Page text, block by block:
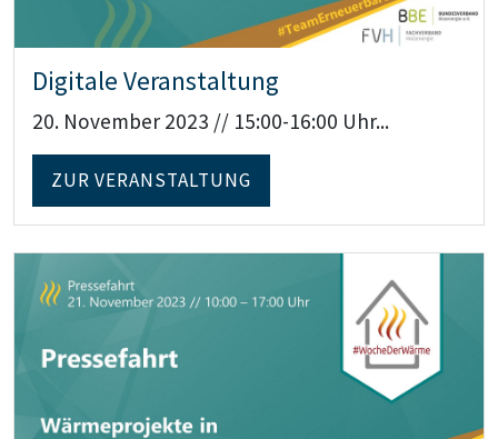
Digitale Veranstaltung
20. November 2023 // 15:00-16:00 Uhr...
ZUR VERANSTALTUNG
Teaser: Pressefahrt